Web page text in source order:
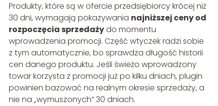
Produkty, które są w ofercie przedsiębiorcy krócej niż
30 dni, wymagają pokazywania najniższej ceny od
rozpoczęcia sprzedażydo momentu
wprowadzenia promocji. Część wtyczek radzi sobie
z tym automatycznie, bo sprawdza długość historii
cen danego produktu. Jeśli świeżo wprowadzony
towar korzysta z promocji już po kilku dniach, plugin
powinien bazować na realnym okresie sprzedaży, a
nie na „wymuszonych” 30 dniach.